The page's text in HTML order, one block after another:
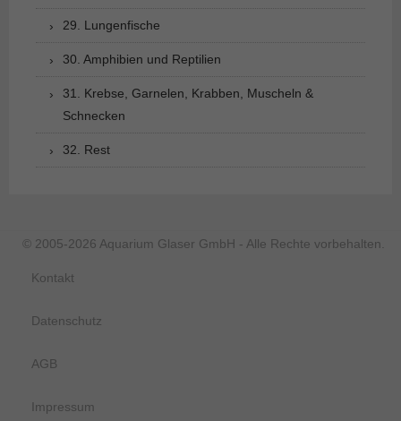
29. Lungenfische
30. Amphibien und Reptilien
31. Krebse, Garnelen, Krabben, Muscheln &
Schnecken
32. Rest
© 2005-2026 Aquarium Glaser GmbH - Alle Rechte vorbehalten.
Kontakt
Datenschutz
AGB
Impressum